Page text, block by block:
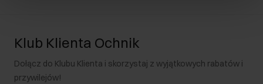
Klub Klienta Ochnik
Dołącz do Klubu Klienta i skorzystaj z wyjątkowych rabatów i
przywilejów!